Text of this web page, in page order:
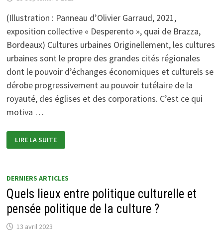
(Illustration : Panneau d’Olivier Garraud, 2021,
exposition collective « Desperento », quai de Brazza,
Bordeaux) Cultures urbaines Originellement, les cultures
urbaines sont le propre des grandes cités régionales
dont le pouvoir d’échanges économiques et culturels se
dérobe progressivement au pouvoir tutélaire de la
royauté, des églises et des corporations. C’est ce qui
motiva …
ESPACES
DE
DES
URBAINES
LIRE LA SUITE
DERNIERS ARTICLES
Quels lieux entre politique culturelle et
pensée politique de la culture ?
13 avril 2023